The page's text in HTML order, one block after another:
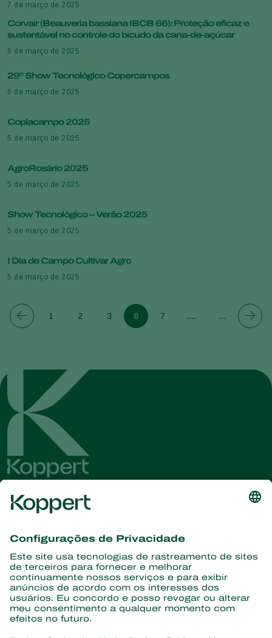
7 de março de 2025
Corvair (Beauveria bassiana IBCB 66): Proteção eficaz e
sustentável no controle do bicudo da cana-de-açúcar
6 de março de 2025
29º Show Tecnológico Copercampos
6 de março de 2025
Coplacampo 2025
5 de março de 2025
AgroRosário 2025
5 de março de 2025
Show Tecnológico – Verão 2025
5 de março de 2025
I Dia de Campo Cultivar Agro
5 de março de 2025
1 2 3 6 7 .... 80
informações
Assine aqui
Parceiros com a natureza